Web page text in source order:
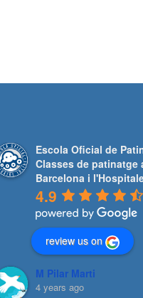
Escola Oficial de
Classes de patinatge
Barcelona i
4.9
review us on
M Pilar Marti
4 years ago